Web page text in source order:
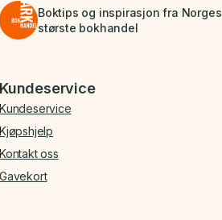
Boktips og inspirasjon fra Norges
største bokhandel
Bunnmeny
Kundeservice
Kundeservice
Kjøpshjelp
Kontakt oss
Gavekort